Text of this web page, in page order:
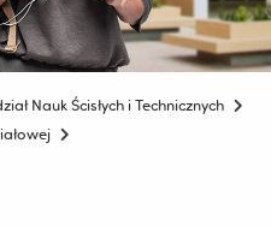
Nauk Ścisłych i Technicznych